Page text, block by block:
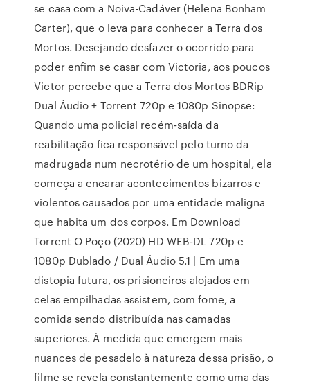
se casa com a Noiva-Cadáver (Helena Bonham
Carter), que o leva para conhecer a Terra dos
Mortos. Desejando desfazer o ocorrido para
poder enfim se casar com Victoria, aos poucos
Victor percebe que a Terra dos Mortos BDRip
Dual Áudio + Torrent 720p e 1080p Sinopse:
Quando uma policial recém-saída da
reabilitação fica responsável pelo turno da
madrugada num necrotério de um hospital, ela
começa a encarar acontecimentos bizarros e
violentos causados por uma entidade maligna
que habita um dos corpos. Em Download
Torrent O Poço (2020) HD WEB-DL 720p e
1080p Dublado / Dual Áudio 5.1 | Em uma
distopia futura, os prisioneiros alojados em
celas empilhadas assistem, com fome, a
comida sendo distribuída nas camadas
superiores. À medida que emergem mais
nuances de pesadelo à natureza dessa prisão, o
filme se revela constantemente como uma das